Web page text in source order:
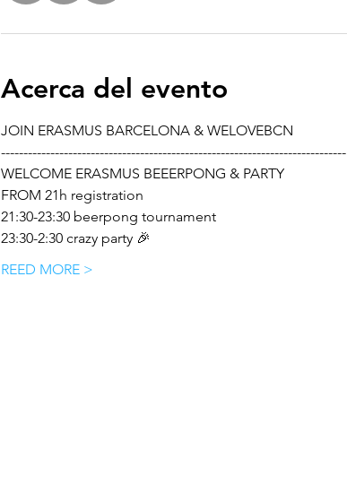
Acerca del evento
JOIN ERASMUS BARCELONA & WELOVEBCN
-----------------------------------------------------------------------------
WELCOME ERASMUS BEEERPONG & PARTY
FROM 21h registration
21:30-23:30 beerpong tournament
23:30-2:30 crazy party 🎉
REED MORE >